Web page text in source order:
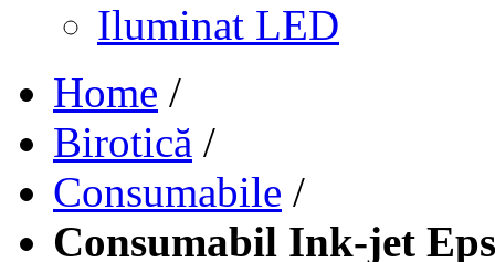
Iluminat LED
Home /
Birotică /
Consumabile /
Consumabil Ink-jet